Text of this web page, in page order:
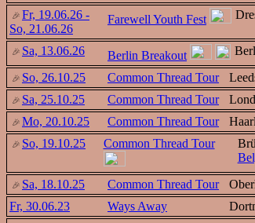
Fr, 19.06.26 -
So, 21.06.26
Farewell Youth Fest
Sa, 13.06.26 Berlin Breakout
So, 26.10.25
Common Thread Tour
Sa, 25.10.25
Common Thread Tour
Mo, 20.10.25
Common Thread Tour
So, 19.10.25
Common Thread Tour
Sa, 18.10.25
Common Thread Tour
Fr, 30.06.23
Ways Away